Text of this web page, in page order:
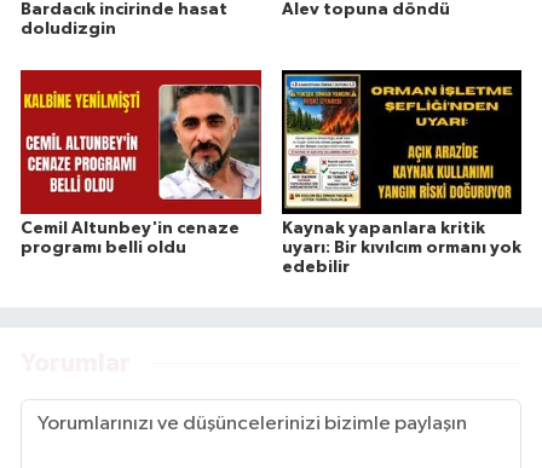
Bardacık incirinde hasat
doludizgin
Alev topuna döndü
Cemil Altunbey'in cenaze
programı belli oldu
Kaynak yapanlara kritik
uyarı: Bir kıvılcım ormanı yok
edebilir